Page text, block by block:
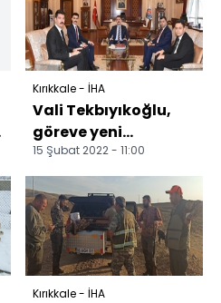
Kırıkkale - İHA
Vali Tekbıyıkoğlu,
göreve yeni
başlayan
kaymakamları
kabul etti
15 Şubat 2022 - 11:00
Kırıkkale - İHA